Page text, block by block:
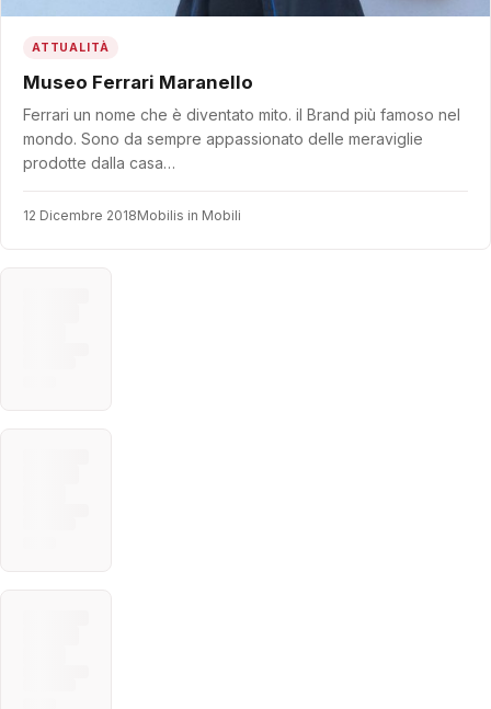
ATTUALITÀ
Museo Ferrari Maranello
Ferrari un nome che è diventato mito. il Brand più famoso nel
mondo. Sono da sempre appassionato delle meraviglie
prodotte dalla casa…
12 Dicembre 2018Mobilis in Mobili